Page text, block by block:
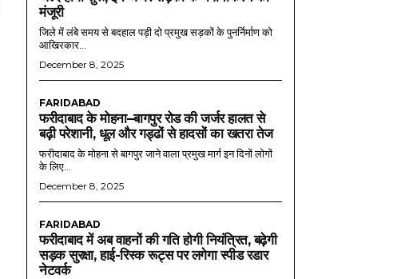
मंजूरी
जिले में लंबे समय से बदहाल पड़ी दो प्रमुख सड़कों के पुनर्निर्माण को
आखिरकार...
December 8, 2025
FARIDABAD
फरीदाबाद के मोहना–बागपुर रोड की जर्जर हालत से
बढ़ी परेशानी, धूल और गड्ढों से हादसों का खतरा तेज
फरीदाबाद के मोहना से बागपुर जाने वाला प्रमुख मार्ग इन दिनों लोगों
के लिए...
December 8, 2025
FARIDABAD
फरीदाबाद में अब वाहनों की गति होगी नियंत्रित, बढ़ेगी
सड़क सुरक्षा, हाई-रिस्क रूट्स पर लगेगा स्पीड रडार
नेटवर्क